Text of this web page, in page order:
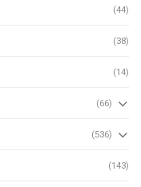
(44)
(38)
(14)
(66)
(536)
(143)